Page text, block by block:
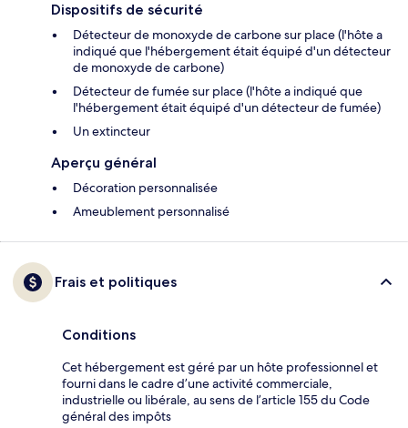
Dispositifs de sécurité
Détecteur de monoxyde de carbone sur place (l'hôte a
indiqué que l'hébergement était équipé d'un détecteur
de monoxyde de carbone)
Détecteur de fumée sur place (l'hôte a indiqué que
l'hébergement était équipé d'un détecteur de fumée)
Un extincteur
Aperçu général
Décoration personnalisée
Ameublement personnalisé
Frais et politiques
Conditions
Cet hébergement est géré par un hôte professionnel et
fourni dans le cadre d’une activité commerciale,
industrielle ou libérale, au sens de l’article 155 du Code
général des impôts